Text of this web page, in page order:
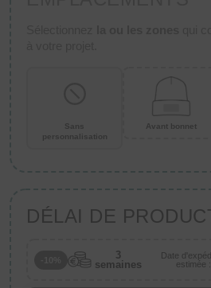
Sans
personnalisation
Avant bonnet
DÉLAI DE
3
semaines
Date
estimée :